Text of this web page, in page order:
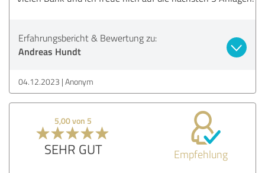
Erfahrungsbericht & Bewertung zu:
Andreas Hundt
04.12.2023 Anonym
5,00 von 5
SEHR GUT Empfehlung